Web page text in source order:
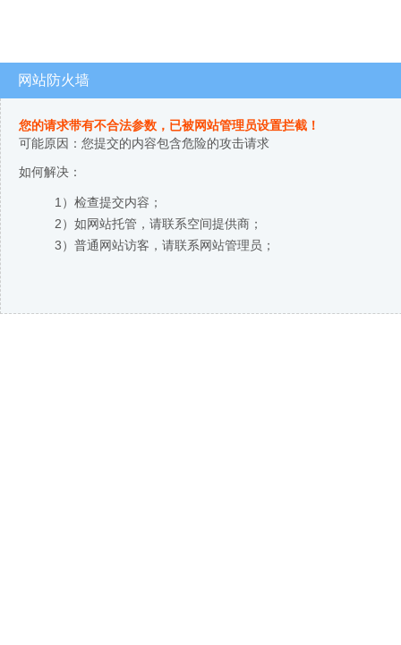
网站防火墙
您的请求带有不合法参数，已被网站管理员设置拦截！
可能原因：您提交的内容包含危险的攻击请求
如何解决：
1）检查提交内容；
2）如网站托管，请联系空间提供商；
3）普通网站访客，请联系网站管理员；